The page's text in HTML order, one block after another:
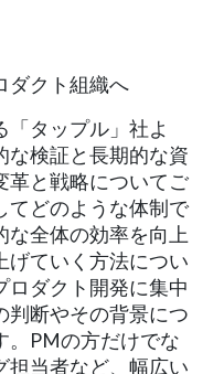
ダクト組織へ
「タップル」社よ
な検証と長期的な資
革と戦略についてご
てどのような体制で
な全体の効率を向上
げていく方法につい
ロダクト開発に集中
判断やその背景につ
。PMの方だけでな
担当者など、幅広い